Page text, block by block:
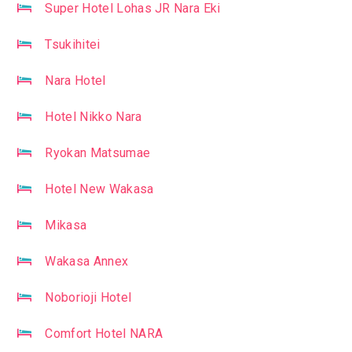
Super Hotel Lohas JR Nara Eki
Tsukihitei
Nara Hotel
Hotel Nikko Nara
Ryokan Matsumae
Hotel New Wakasa
Mikasa
Wakasa Annex
Noborioji Hotel
Comfort Hotel NARA